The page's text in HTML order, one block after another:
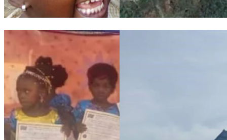
Le Suore Francescane Angeline e i bambini della scuola di
Maison de Paix: stato